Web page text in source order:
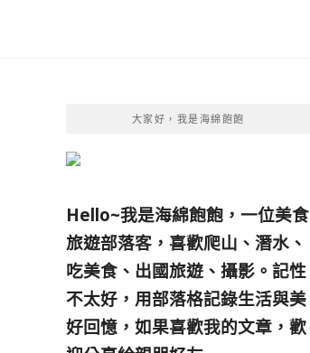
大家好，我是海綿飽飽
Hello~我是海綿飽飽，一位美食
旅遊部落客， 喜歡爬山、潛水、
吃美食、出國旅遊、攝影。 記性
不太好，用部落格記錄生活與美
好回憶， 如果喜歡我的文章，歡